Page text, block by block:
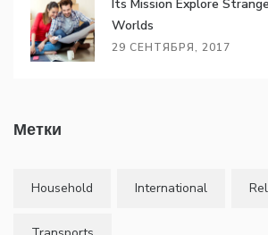
Its Mission Explore
Worlds
29 СЕНТЯБРЯ, 2017
Метки
Household International